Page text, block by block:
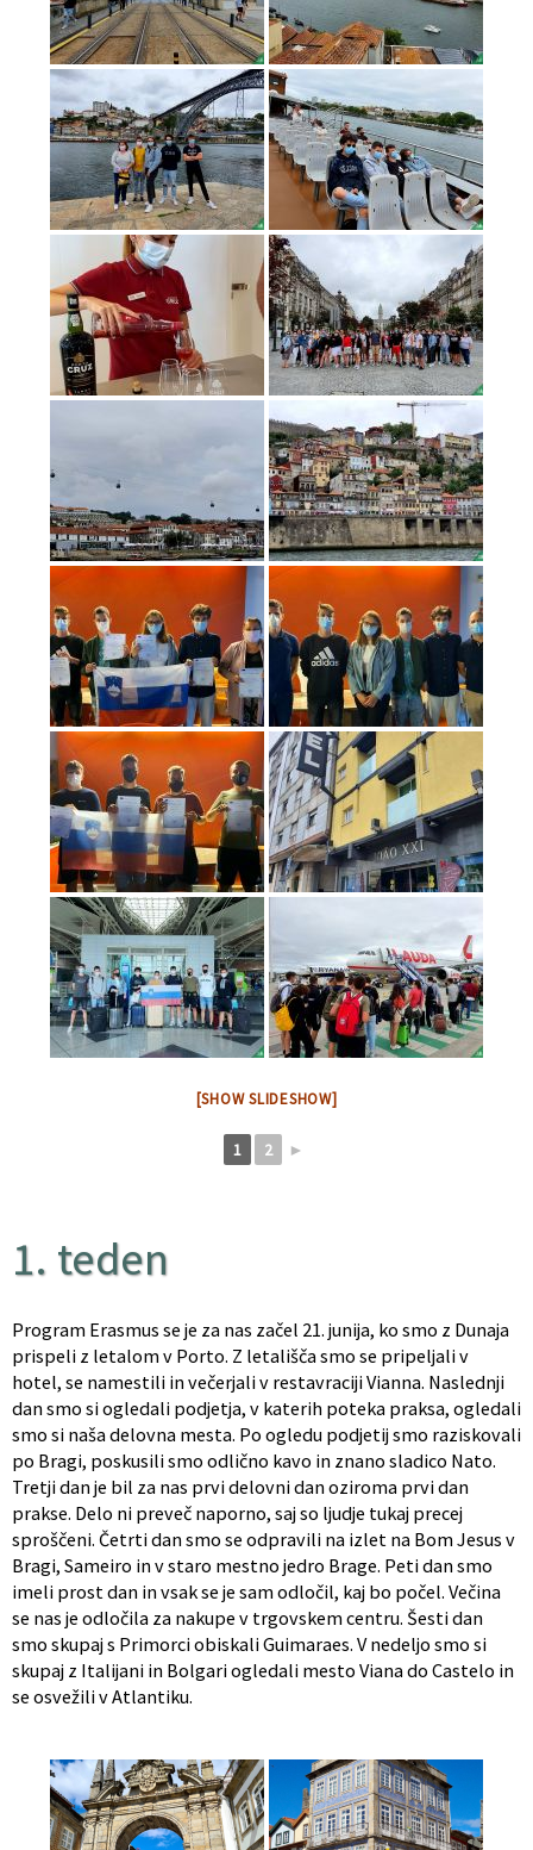
[SHOW SLIDESHOW]
1 2 ►
1. teden
Program Erasmus se je za nas začel 21. junija, ko smo z Dunaja
prispeli z letalom v Porto. Z letališča smo se pripeljali v
hotel, se namestili in večerjali v restavraciji Vianna. Naslednji
dan smo si ogledali podjetja, v katerih poteka praksa, ogledali
smo si naša delovna mesta. Po ogledu podjetij smo raziskovali
po Bragi, poskusili smo odlično kavo in znano sladico Nato.
Tretji dan je bil za nas prvi delovni dan oziroma prvi dan
prakse. Delo ni preveč naporno, saj so ljudje tukaj precej
sproščeni. Četrti dan smo se odpravili na izlet na Bom Jesus v
Bragi, Sameiro in v staro mestno jedro Brage. Peti dan smo
imeli prost dan in vsak se je sam odločil, kaj bo počel. Večina
se nas je odločila za nakupe v trgovskem centru. Šesti dan
smo skupaj s Primorci obiskali Guimaraes. V nedeljo smo si
skupaj z Italijani in Bolgari ogledali mesto Viana do Castelo in
se osvežili v Atlantiku.